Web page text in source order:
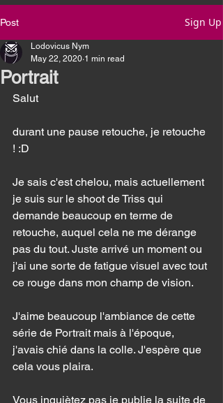
Post Sign Up
Portrait
Lodovicus Nym
May 22, 2020 1 min read
Salut
durant une pause retouche, je retouche
! :D
Je sais c'est chelou, mais actuellement
je suis sur le shoot de Triss qui
demande beaucoup en terme de
retouche, auquel cela ne me dérange
pas du tout. Juste arrivé un moment ou
j'ai une sorte de fatigue visuel avec tout
ce rouge dans mon champ de vision.
J'aime beaucoup l'ambiance de cette
série de Portrait mais à l'époque,
j'avais chié dans la colle. J'espère que
cela vous plaira.
Vous inquiètez pas je publie la suite de